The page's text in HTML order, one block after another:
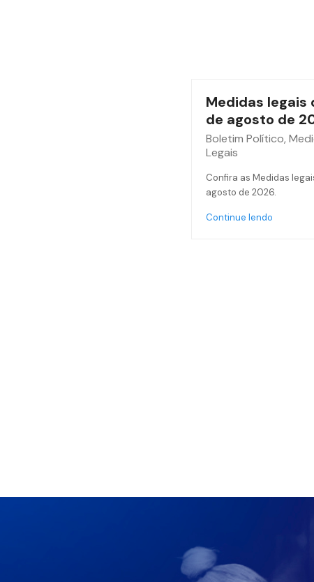
Medidas legais
de agosto de
Boletim Político,
Legais
Confira as Medidas
agosto de 2026.
Continue lendo